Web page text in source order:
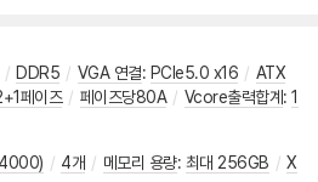
/ DDR5 / VGA 연결: PCIe5.0 x16 / ATX
페이즈 / 페이즈당80A / Vcore출력합계 : 1
/ 4개 / 메모리 용량: 최대 256GB / X